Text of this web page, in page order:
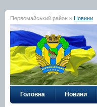
Первомайський район » Новини
Головна Новини